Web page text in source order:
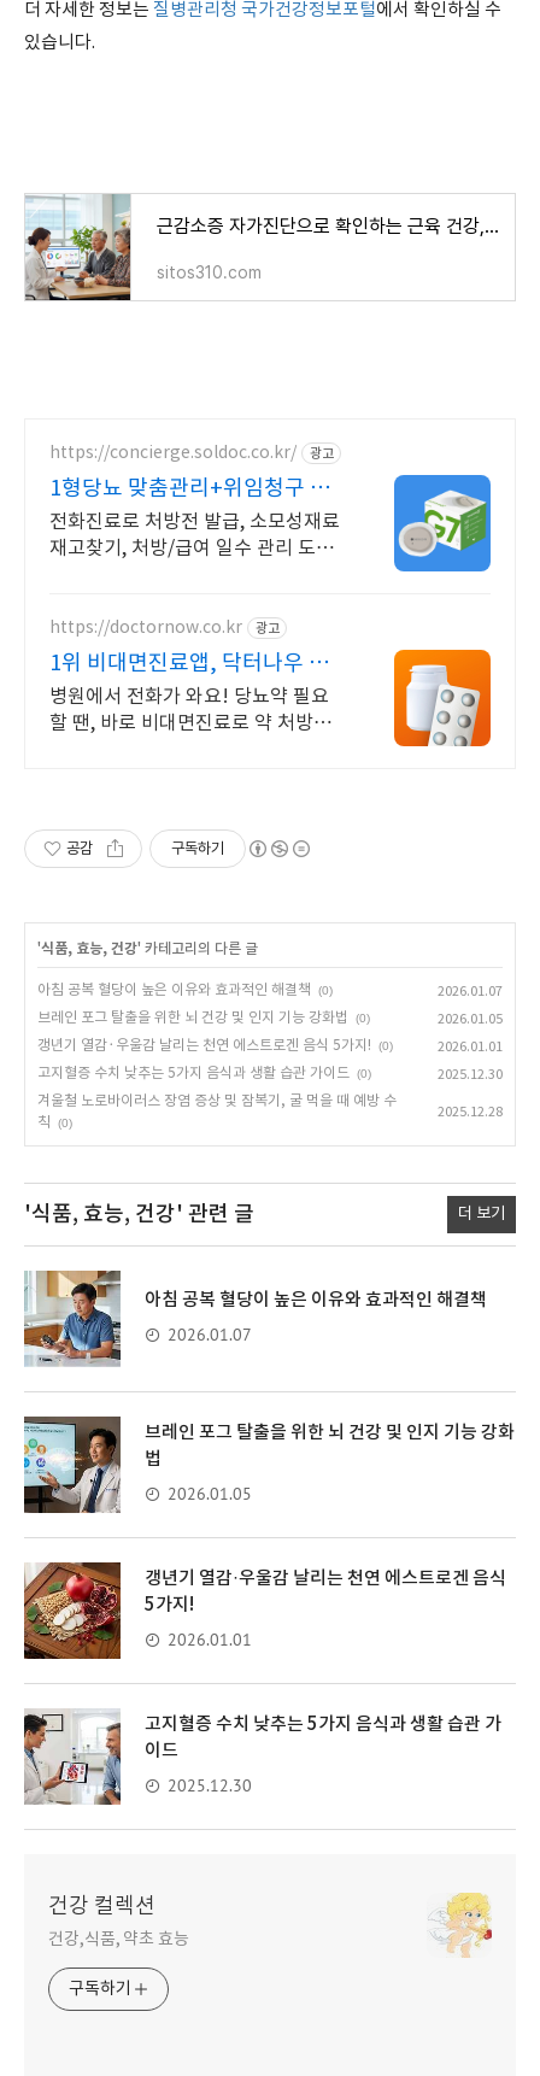
더 자세한 정보는 질병관리청 국가건강정보포털에서 확인하실 수
있습니다.
근감소증 자가진단으로 확인하는 근육 건강, 효과적인 식단과 운동법
sitos310.com
https://concierge.soldoc.co.kr/ 광고
1형당뇨 맞춤관리+위임청구 재
처방 주기 무료알림
전화진료로 처방전 발급, 소모성재료
재고찾기, 처방/급여 일수 관리 도와
https://doctornow.co.kr 광고
1위 비대면진료앱, 닥터나우 앱
다운로드 800만 돌파!
병원에서 전화가 와요! 당뇨약 필요
할 땐, 바로 비대면진료로 약 처방받
공감 구독하기
'식품, 효능, 건강' 카테고리의 다른 글
아침 공복 혈당이 높은 이유와 효과적인 해결책 (0)
2026.01.07
브레인 포그 탈출을 위한 뇌 건강 및 인지 기능 강화법
(0)
2026.01.05
갱년기 열감·우울감 날리는 천연 에스트로겐 음식 5가지!
(0)
2026.01.01
고지혈증 수치 낮추는 5가지 음식과 생활 습관 가이드 (0)
2025.12.30
겨울철 노로바이러스 장염 증상 및 잠복기, 굴 먹을 때 예방 수
칙
(0)
2025.12.28
'식품, 효능, 건강' 관련 글 더 보기
아침 공복 혈당이 높은 이유와 효과적인 해결책
2026.01.07
브레인 포그 탈출을 위한 뇌 건강 및 인지 기능 강화
법
2026.01.05
갱년기 열감·우울감 날리는 천연 에스트로겐 음식
5가지!
2026.01.01
고지혈증 수치 낮추는 5가지 음식과 생활 습관 가
이드
2025.12.30
건강 컬렉션
건강,식품, 약초 효능
구독하기